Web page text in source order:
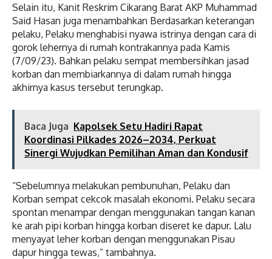
Selain itu, Kanit Reskrim Cikarang Barat AKP Muhammad
Said Hasan juga menambahkan Berdasarkan keterangan
pelaku, Pelaku menghabisi nyawa istrinya dengan cara di
gorok lehernya di rumah kontrakannya pada Kamis
(7/09/23). Bahkan pelaku sempat membersihkan jasad
korban dan membiarkannya di dalam rumah hingga
akhirnya kasus tersebut terungkap.
Baca Juga Kapolsek Setu Hadiri Rapat
Koordinasi Pilkades 2026–2034, Perkuat
Sinergi Wujudkan Pemilihan Aman dan Kondusif
“Sebelumnya melakukan pembunuhan, Pelaku dan
Korban sempat cekcok masalah ekonomi. Pelaku secara
spontan menampar dengan menggunakan tangan kanan
ke arah pipi korban hingga korban diseret ke dapur. Lalu
menyayat leher korban dengan menggunakan Pisau
dapur hingga tewas,” tambahnya.